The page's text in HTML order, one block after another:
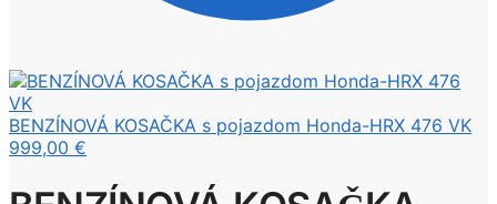
BENZÍNOVÁ KOSAČKA s pojazdom Honda-HRX 476 VK
999,00 €